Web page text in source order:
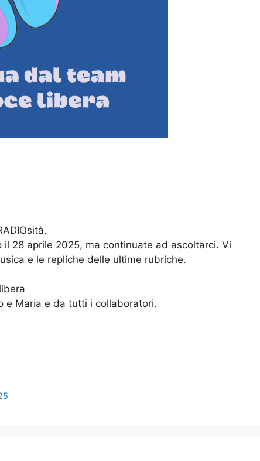
28 aprile 2025, ma continuate ad ascoltarci. Vi
e le repliche delle ultime rubriche.
e Maria e da tutti i collaboratori.